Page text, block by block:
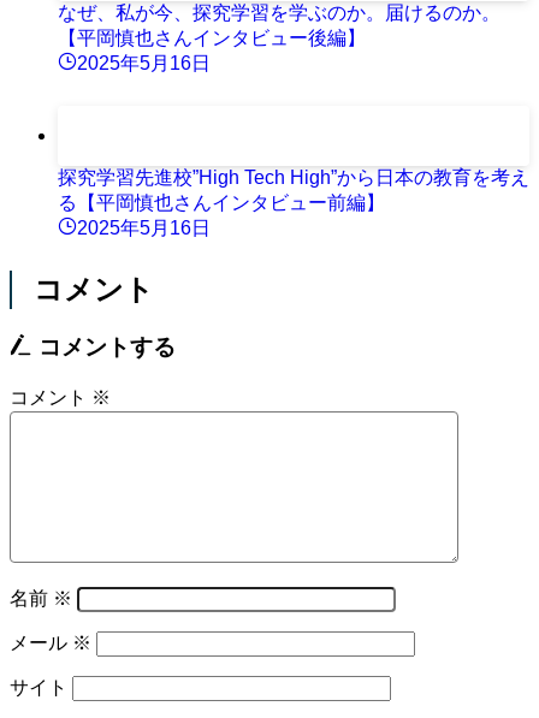
なぜ、私が今、探究学習を学ぶのか。届けるのか。
【平岡慎也さんインタビュー後編】
2025年5月16日
探究学習先進校”High Tech High”から日本の教育を考え
る【平岡慎也さんインタビュー前編】
2025年5月16日
コメント
コメントする
コメント ※
名前 ※
メール ※
サイト